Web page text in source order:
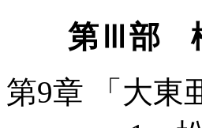
第Ⅲ部
第9章 「大東